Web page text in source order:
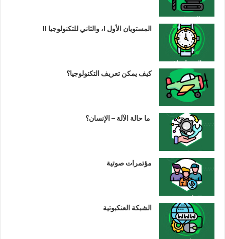
المستويان الأول I، والثاني للتكنولوجيا II
كيف يمكن تعريف التكنولوجيا؟
ما حالة الآلة – الإنسان؟
مؤتمرات صوتية
الشبكة العنكبوتية